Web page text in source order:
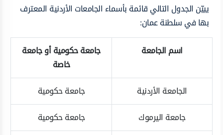
يبيّن الجدول التالي قائمة بأسماء الجامعات الأردنية المعترف
بها في سلطنة عمان:
اسم الجامعة
جامعة حكومية أو جامعة
خاصة
الجامعة الأردنية
جامعة حكومية
جامعة اليرموك
جامعة حكومية